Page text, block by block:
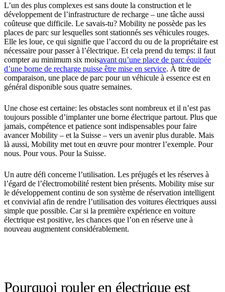
L’un des plus complexes est sans doute la construction et le
développement de l’infrastructure de recharge – une tâche aussi
coûteuse que difficile. Le savais-tu? Mobility ne possède pas les
places de parc sur lesquelles sont stationnés ses véhicules rouges.
Elle les loue, ce qui signifie que l’accord du ou de la propriétaire est
nécessaire pour passer à l’électrique. Et cela prend du temps: il faut
compter au minimum six moisavant qu’une place de parc équipée
d’une borne de recharge puisse être mise en service. À titre de
comparaison, une place de parc pour un véhicule à essence est en
général disponible sous quatre semaines.
Une chose est certaine: les obstacles sont nombreux et il n’est pas
toujours possible d’implanter une borne électrique partout. Plus que
jamais, compétence et patience sont indispensables pour faire
avancer Mobility – et la Suisse – vers un avenir plus durable. Mais
là aussi, Mobility met tout en œuvre pour montrer l’exemple. Pour
nous. Pour vous. Pour la Suisse.
Un autre défi concerne l’utilisation. Les préjugés et les réserves à
l’égard de l’électromobilité restent bien présents. Mobility mise sur
le développement continu de son système de réservation intelligent
et convivial afin de rendre l’utilisation des voitures électriques aussi
simple que possible. Car si la première expérience en voiture
électrique est positive, les chances que l’on en réserve une à
nouveau augmentent considérablement.
Pourquoi rouler en électrique est